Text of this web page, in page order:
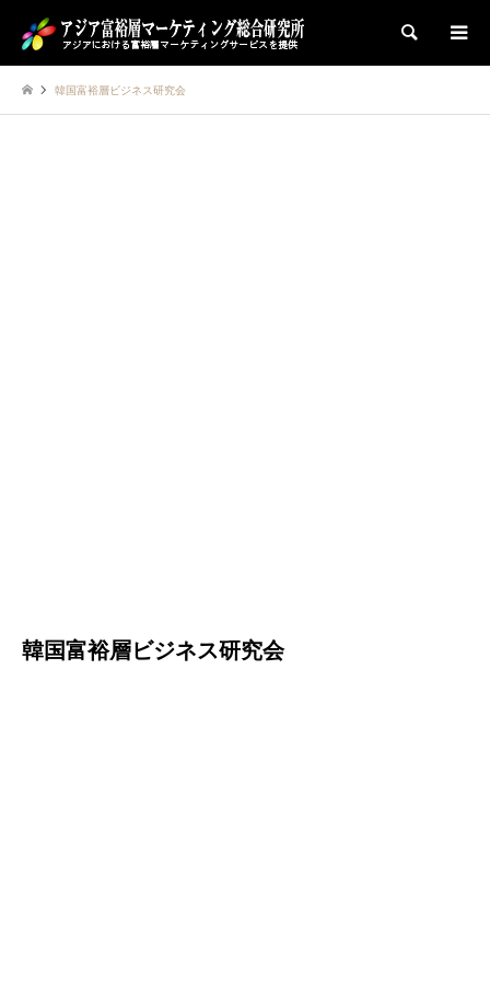
検索
韓国富裕層ビジネス研究会
韓国富裕層ビジネス研究会